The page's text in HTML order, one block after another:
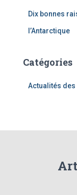
Dix bonnes
l’Antarctique
Catégories
Actualités